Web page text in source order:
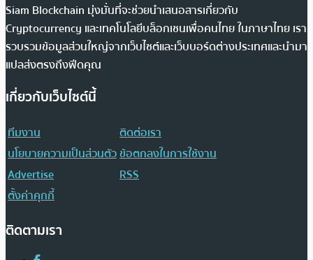
Siam Blockchain มุ่งมั่นที่จะช่วยนำเสนอสารเกี่ยวกับ
Cryptocurrency และเทคโนโลยีบล็อกเชนเพื่อคนไทย ในภาษาไทย เรา
รวบรวมข้อมูลส่วนใหญ่จากเว็บไซต์และเว็บบอร์ดต่างประเทศและนำมา
แปลส่งตรงถึงฟีดคุณ
เกี่ยวกับเว็บไซต์นี้
ทีมงาน
ติดต่อเรา
นโยบายความเป็นส่วนตัวข้อตกลงในการใช้งาน
Advertise
RSS
ตั้งค่าคุกกี้
ติดตามเรา